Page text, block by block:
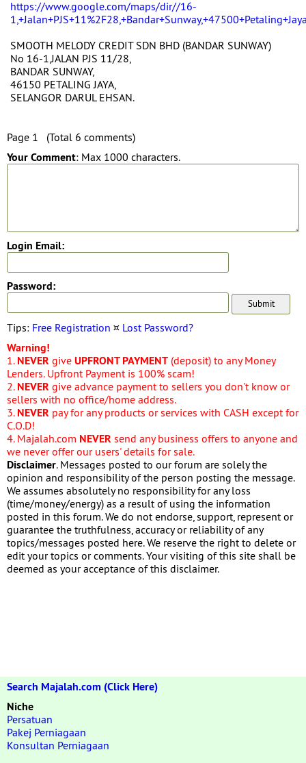
https://www.google.com/maps/dir//16-
SMOOTH MELODY CREDIT SDN BHD (BANDAR SUNWAY)
No 16-1,JALAN PJS 11/28,
BANDAR SUNWAY,
46150 PETALING JAYA,
SELANGOR DARUL EHSAN.
Page 1 (Total 6 comments)
Your Comment: Max 1000 characters.
Login Email:
Password:
Tips: Free Registration ¤ Lost Password?
Warning!
1. NEVER give UPFRONT PAYMENT (deposit) to any Money
Lenders. Upfront Payment is 100% scam!
2. NEVER give advance payment to sellers you don't know or
sellers with no office/home address.
3. NEVER pay for any products or services with CASH except for
C.O.D!
4. Majalah.com NEVER send any business offers to anyone and
we never offer our users' details for sale.
Disclaimer. Messages posted to our forum are solely the
opinion and responsibility of the person posting the message.
We assumes absolutely no responsibility for any loss
(time/money/energy) as a result of using the information
posted in this forum. We do not endorse, support, represent or
guarantee the truthfulness, accuracy or reliability of any
topics/messages posted here. We reserve the right to delete or
edit your topics or comments. Your visiting of this site shall be
deemed as your acceptance of this disclaimer.
Search Majalah.com (Click Here)
Niche
Persatuan
Pakej Perniagaan
Konsultan Perniagaan